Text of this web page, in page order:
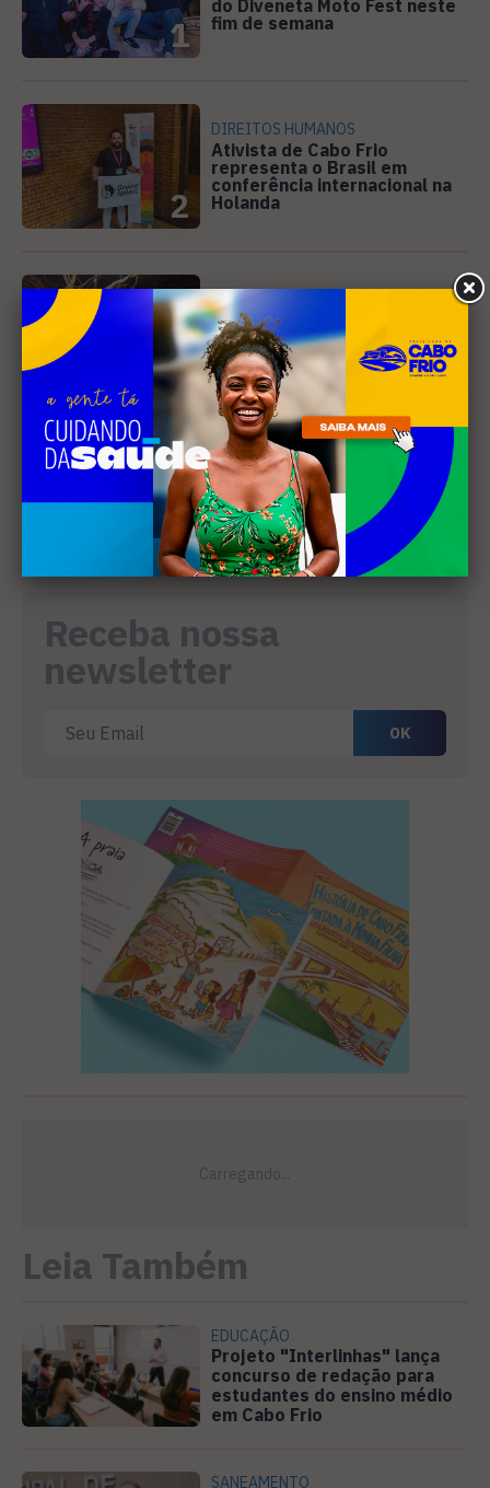
1
do Diveneta Moto Fest neste
fim de semana
2
DIREITOS HUMANOS
Ativista de Cabo Frio
representa o Brasil em
conferência internacional na
Holanda
3
CINEMA
Curta-metragem gravado em
Búzios é selecionado para o
Festival de Cinema de
Campos
4
SANEAMENTO
Câmara de Búzios aprova
audiência pública para
discutir atuação e serviços
da Prolagos
Receba nossa
newsletter
Leia Também
EDUCAÇÃO
Projeto "Interlinhas" lança
concurso de redação para
estudantes do ensino médio
em Cabo Frio
SANEAMENTO